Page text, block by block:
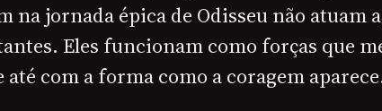
jornada épica de Odisseu não atuam
Eles funcionam como forças que
até com a forma como a coragem